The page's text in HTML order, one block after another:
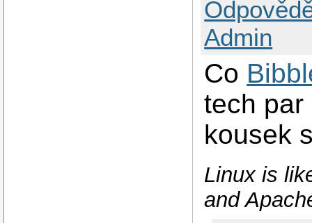
Admin
Co
tech par
kousek
Linux is
and